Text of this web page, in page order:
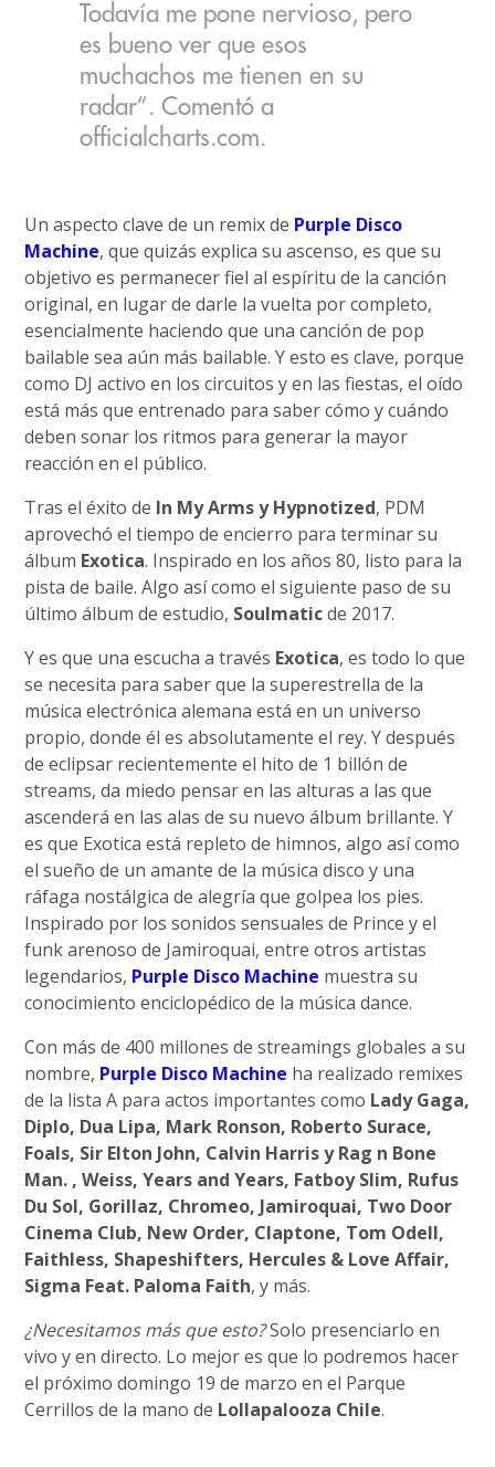
Todavía me pone nervioso, pero
es bueno ver que esos
muchachos me tienen en su
radar”. Comentó a
officialcharts.com.
Un aspecto clave de un remix de Purple Disco
Machine, que quizás explica su ascenso, es que su
objetivo es permanecer fiel al espíritu de la canción
original, en lugar de darle la vuelta por completo,
esencialmente haciendo que una canción de pop
bailable sea aún más bailable. Y esto es clave, porque
como DJ activo en los circuitos y en las fiestas, el oído
está más que entrenado para saber cómo y cuándo
deben sonar los ritmos para generar la mayor
reacción en el público.
Tras el éxito de In My Arms y Hypnotized, PDM
aprovechó el tiempo de encierro para terminar su
álbum Exotica. Inspirado en los años 80, listo para la
pista de baile. Algo así como el siguiente paso de su
último álbum de estudio, Soulmaticde 2017.
Y es que una escucha a través Exotica, es todo lo que
se necesita para saber que la superestrella de la
música electrónica alemana está en un universo
propio, donde él es absolutamente el rey. Y después
de eclipsar recientemente el hito de 1 billón de
streams, da miedo pensar en las alturas a las que
ascenderá en las alas de su nuevo álbum brillante. Y
es que Exotica está repleto de himnos, algo así como
el sueño de un amante de la música disco y una
ráfaga nostálgica de alegría que golpea los pies.
Inspirado por los sonidos sensuales de Prince y el
funk arenoso de Jamiroquai, entre otros artistas
legendarios, Purple Disco Machine muestra su
conocimiento enciclopédico de la música dance.
Con más de 400 millones de streamings globales a su
nombre, Purple Disco Machine ha realizado remixes
de la lista A para actos importantes como Lady Gaga,
Diplo, Dua Lipa, Mark Ronson, Roberto Surace,
Foals, Sir Elton John, Calvin Harris y Rag n Bone
Man. , Weiss, Years and Years, Fatboy Slim, Rufus
Du Sol, Gorillaz, Chromeo, Jamiroquai, Two Door
Cinema Club, New Order, Claptone, Tom Odell,
Faithless, Shapeshifters, Hercules & Love Affair,
Sigma Feat. Paloma Faith, y más.
¿Necesitamos más que esto?Solo presenciarlo en
vivo y en directo. Lo mejor es que lo podremos hacer
el próximo domingo 19 de marzo en el Parque
Cerrillos de la mano de Lollapalooza Chile.